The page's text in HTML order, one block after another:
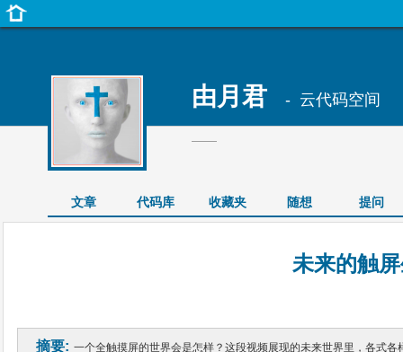
由月君 - 云代码空间
——
文章 代码库 收藏夹 随想 提问
未来的触
摘要: 一个全触摸屏的世界会是怎样？这段视频展现的未来世界里，各式